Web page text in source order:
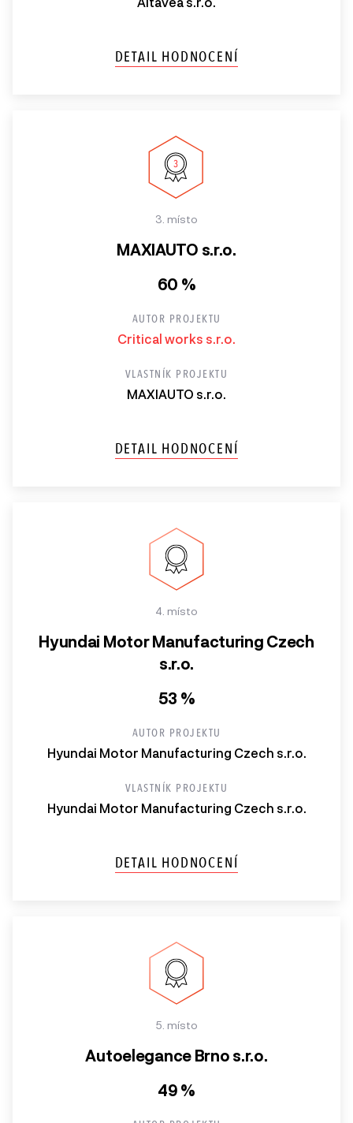
DETAIL HODNOCENÍ
3. místo
MAXIAUTO s.r.o.
60 %
AUTOR PROJEKTU
Critical works s.r.o.
VLASTNÍK PROJEKTU
MAXIAUTO s.r.o.
DETAIL HODNOCENÍ
4. místo
Hyundai Motor Manufacturing Czech
s.r.o.
53 %
AUTOR PROJEKTU
Hyundai Motor Manufacturing Czech s.r.o.
VLASTNÍK PROJEKTU
Hyundai Motor Manufacturing Czech s.r.o.
DETAIL HODNOCENÍ
5. místo
Autoelegance Brno s.r.o.
49 %